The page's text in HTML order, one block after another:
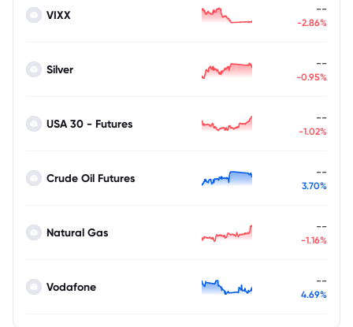
VIXX --
-2.86%
Silver --
-0.95%
USA 30 - Futures --
-1.02%
Crude Oil Futures --
3.70%
Natural Gas --
-1.16%
Vodafone --
4.69%